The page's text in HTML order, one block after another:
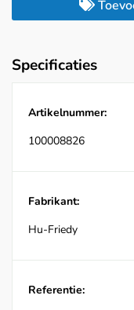
Specificaties
Artikelnummer:
100008826
Fabrikant:
Hu-Friedy
Referentie: